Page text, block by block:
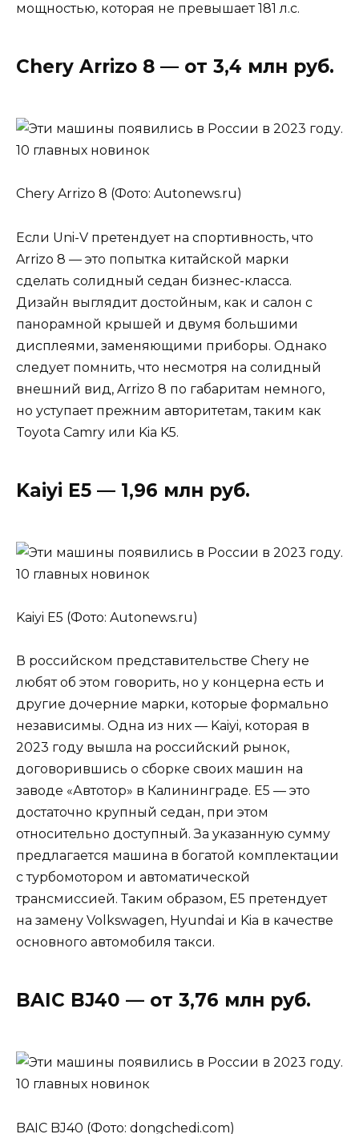
мощностью, которая не превышает 181 л.с.
Chery Arrizo 8 — от 3,4 млн руб.
Chery Arrizo 8 (Фото: Autonews.ru)
Если Uni-V претендует на спортивность, что
Arrizo 8 — это попытка китайской марки
сделать солидный седан бизнес-класса.
Дизайн выглядит достойным, как и салон с
панорамной крышей и двумя большими
дисплеями, заменяющими приборы. Однако
следует помнить, что несмотря на солидный
внешний вид, Arrizo 8 по габаритам немного,
но уступает прежним авторитетам, таким как
Toyota Camry или Kia K5.
Kaiyi E5 — 1,96 млн руб.
Kaiyi E5 (Фото: Autonews.ru)
В российском представительстве Chery не
любят об этом говорить, но у концерна есть и
другие дочерние марки, которые формально
независимы. Одна из них — Kaiyi, которая в
2023 году вышла на российский рынок,
договорившись о сборке своих машин на
заводе «Автотор» в Калининграде. E5 — это
достаточно крупный седан, при этом
относительно доступный. За указанную сумму
предлагается машина в богатой комплектации
с турбомотором и автоматической
трансмиссией. Таким образом, E5 претендует
на замену Volkswagen, Hyundai и Kia в качестве
основного автомобиля такси.
BAIC BJ40 — от 3,76 млн руб.
BAIC BJ40 (Фото: dongchedi.com)